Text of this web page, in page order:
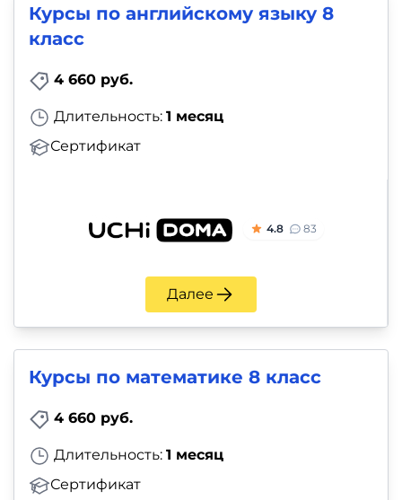
Курсы по английскому языку 8
класс
4 660 руб.
Длительность: 1 месяц
Сертификат
4.8 83
Далее
Курсы по математике 8 класс
4 660 руб.
Длительность: 1 месяц
Сертификат